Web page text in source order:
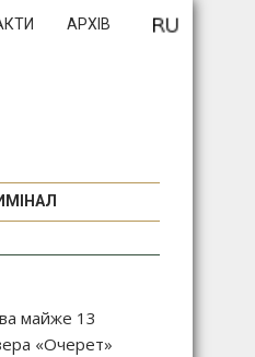
АРХІВ
майже 13
«Очерет»